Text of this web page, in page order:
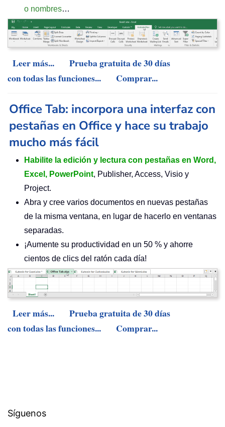
o nombres…
Leer más...
Prueba gratuita de 30 días
con todas las funciones...
Comprar...
Office Tab: incorpora una interfaz con
pestañas en Office y hace su trabajo
mucho más fácil
Habilite la edición y lectura con pestañas en Word,
Excel, PowerPoint, Publisher, Access, Visio y
Project.
Abra y cree varios documentos en nuevas pestañas
de la misma ventana, en lugar de hacerlo en ventanas
separadas.
¡Aumente su productividad en un 50 % y ahorre
cientos de clics del ratón cada día!
Leer más...
Prueba gratuita de 30 días
con todas las funciones...
Comprar...
Síguenos